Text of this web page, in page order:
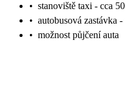
• stanoviště taxi - cca
• autobusová zastávka
• možnost půjčení auta